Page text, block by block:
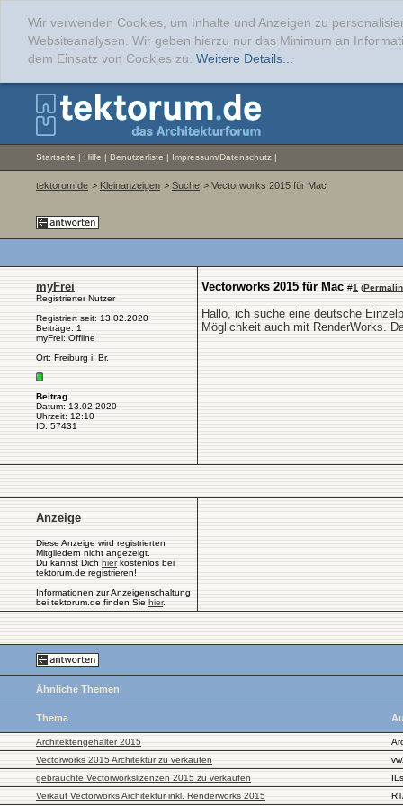
Wir verwenden Cookies, um Inhalte und Anzeigen zu
Websiteanalysen. Wir geben hierzu nur das Minimum an
dem Einsatz von Cookies zu. Weitere Details...
Startseite | Hilfe | Benutzerliste | Impressum/Datenschutz |
tektorum.de > Kleinanzeigen > Suche > Vectorworks 2015 für Mac
myFrei
Registrierter Nutzer
Registriert seit: 13.02.2020
Beiträge: 1
myFrei: Offline
Ort: Freiburg i. Br.
Beitrag
Datum: 13.02.2020
Uhrzeit: 12:10
ID: 57431
Vectorworks 2015 für Mac #1 (
Hallo, ich suche eine deutsche
Möglichkeit auch mit RenderWorks.
Anzeige
Diese Anzeige wird registrierten
Mitgliedern nicht angezeigt.
Du kannst Dich hierkostenlos bei
tektorum.de registrieren!
Informationen zur Anzeigenschaltung
bei tektorum.de finden Sie hier.
Ähnliche Themen
Thema
Architektengehälter 2015
Vectorworks 2015 Architektur zu verkaufen
gebrauchte Vectorworkslizenzen 2015 zu verkaufen
Verkauf Vectorworks Architektur inkl. Renderworks 2015